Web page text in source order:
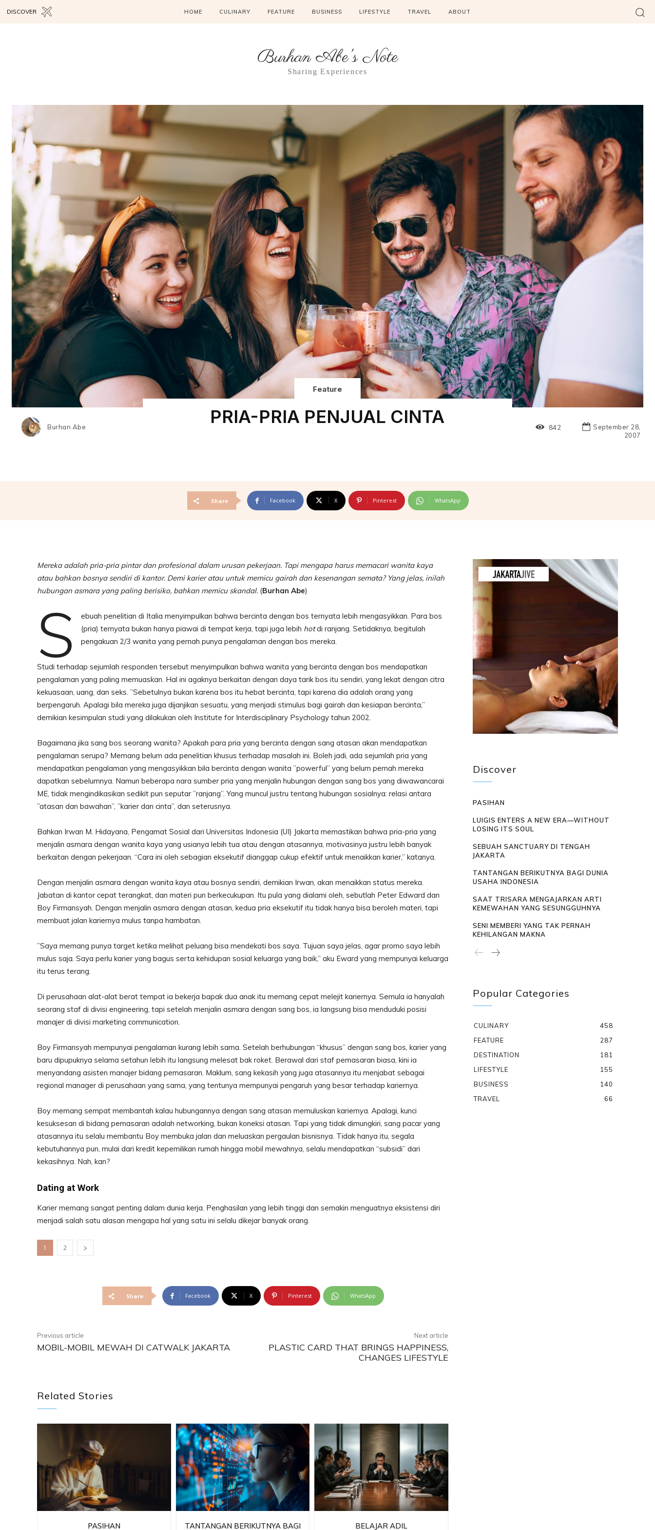
HOME CULINARY FEATURE BUSINESS LIFESTYLE TRAVEL ABOUT
DISCOVER
Burhan Abe's Note
Sharing Experiences
Burhan Abe
Feature
PRIA-PRIA PENJUAL CINTA 842
September 28,
2007
Share Facebook X Pinterest WhatsApp
Mereka adalah pria-pria pintar dan profesional dalam urusan pekerjaan. Tapi mengapa harus memacari wanita kaya
atau bahkan bosnya sendiri di kantor. Demi karier atau untuk memicu gairah dan kesenangan semata? Yang jelas, inilah
hubungan asmara yang paling berisiko, bahkan memicu skandal. (Burhan Abe)
S
ebuah penelitian di Italia menyimpulkan bahwa bercinta dengan bos ternyata lebih mengasyikkan. Para bos
(pria) ternyata bukan hanya piawai di tempat kerja, tapi juga lebih hotdi ranjang. Setidaknya, begitulah
pengakuan 2/3 wanita yang pernah punya pengalaman dengan bos mereka.
Studi terhadap sejumlah responden tersebut menyimpulkan bahwa wanita yang bercinta dengan bos mendapatkan
pengalaman yang paling memuaskan. Hal ini agaknya berkaitan dengan daya tarik bos itu sendiri, yang lekat dengan citra
kekuasaan, uang, dan seks. ”Sebetulnya bukan karena bos itu hebat bercinta, tapi karena dia adalah orang yang
berpengaruh. Apalagi bila mereka juga dijanjikan sesuatu, yang menjadi stimulus bagi gairah dan kesiapan bercinta,”
demikian kesimpulan studi yang dilakukan oleh Institute for Interdisciplinary Psychology tahun 2002.
Bagaimana jika sang bos seorang wanita? Apakah para pria yang bercinta dengan sang atasan akan mendapatkan
pengalaman serupa? Memang belum ada penelitian khusus terhadap masalah ini. Boleh jadi, ada sejumlah pria yang
mendapatkan pengalaman yang mengasyikkan bila bercinta dengan wanita ”powerful” yang belum pernah mereka
dapatkan sebelumnya. Namun beberapa nara sumber pria yang menjalin hubungan dengan sang bos yang diwawancarai
ME, tidak mengindikasikan sedikit pun seputar ”ranjang”. Yang muncul justru tentang hubungan sosialnya: relasi antara
”atasan dan bawahan”, ”karier dan cinta”, dan seterusnya.
Bahkan Irwan M. Hidayana, Pengamat Sosial dari Universitas Indonesia (UI) Jakarta memastikan bahwa pria-pria yang
menjalin asmara dengan wanita kaya yang usianya lebih tua atau dengan atasannya, motivasinya justru lebih banyak
berkaitan dengan pekerjaan. “Cara ini oleh sebagian eksekutif dianggap cukup efektif untuk menaikkan karier,” katanya.
Dengan menjalin asmara dengan wanita kaya atau bosnya sendiri, demikian Irwan, akan menaikkan status mereka.
Jabatan di kantor cepat terangkat, dan materi pun berkecukupan. Itu pula yang dialami oleh, sebutlah Peter Edward dan
Boy Firmansyah. Dengan menjalin asmara dengan atasan, kedua pria eksekutif itu tidak hanya bisa beroleh materi, tapi
membuat jalan kariernya mulus tanpa hambatan.
”Saya memang punya target ketika melihat peluang bisa mendekati bos saya. Tujuan saya jelas, agar promo saya lebih
mulus saja. Saya perlu karier yang bagus serta kehidupan sosial keluarga yang baik,” aku Eward yang mempunyai keluarga
itu terus terang.
Di perusahaan alat-alat berat tempat ia bekerja bapak dua anak itu memang cepat melejit kariernya. Semula ia hanyalah
seorang staf di divisi engineering, tapi setelah menjalin asmara dengan sang bos, ia langsung bisa menduduki posisi
manajer di divisi marketing communication.
Boy Firmansyah mempunyai pengalaman kurang lebih sama. Setelah berhubungan “khusus” dengan sang bos, karier yang
baru dipupuknya selama setahun lebih itu langsung melesat bak roket. Berawal dari staf pemasaran biasa, kini ia
menyandang asisten manajer bidang pemasaran. Maklum, sang kekasih yang juga atasannya itu menjabat sebagai
regional manager di perusahaan yang sama, yang tentunya mempunyai pengaruh yang besar terhadap kariernya.
Boy memang sempat membantah kalau hubungannya dengan sang atasan memuluskan kariernya. Apalagi, kunci
kesuksesan di bidang pemasaran adalah networking, bukan koneksi atasan. Tapi yang tidak dimungkiri, sang pacar yang
atasannya itu selalu membantu Boy membuka jalan dan meluaskan pergaulan bisnisnya. Tidak hanya itu, segala
kebutuhannya pun, mulai dari kredit kepemilikan rumah hingga mobil mewahnya, selalu mendapatkan “subsidi” dari
kekasihnya. Nah, kan?
Dating at Work
Karier memang sangat penting dalam dunia kerja. Penghasilan yang lebih tinggi dan semakin menguatnya eksistensi diri
menjadi salah satu alasan mengapa hal yang satu ini selalu dikejar banyak orang.
1 2
Share Facebook X Pinterest WhatsApp
Previous article
MOBIL-MOBIL MEWAH DI CATWALK JAKARTA
Next article
PLASTIC CARD THAT BRINGS HAPPINESS,
CHANGES LIFESTYLE
Related Stories
PASIHAN
TANTANGAN BERIKUTNYA BAGI
BELAJAR ADIL
Discover
PASIHAN
LUIGIS ENTERS A NEW ERA—WITHOUT
LOSING ITS SOUL
SEBUAH SANCTUARY DI TENGAH
JAKARTA
TANTANGAN BERIKUTNYA BAGI DUNIA
USAHA INDONESIA
SAAT TRISARA MENGAJARKAN ARTI
KEMEWAHAN YANG SESUNGGUHNYA
SENI MEMBERI YANG TAK PERNAH
KEHILANGAN MAKNA
Popular Categories
CULINARY
458
FEATURE
287
DESTINATION
181
LIFESTYLE
155
BUSINESS
140
TRAVEL
66